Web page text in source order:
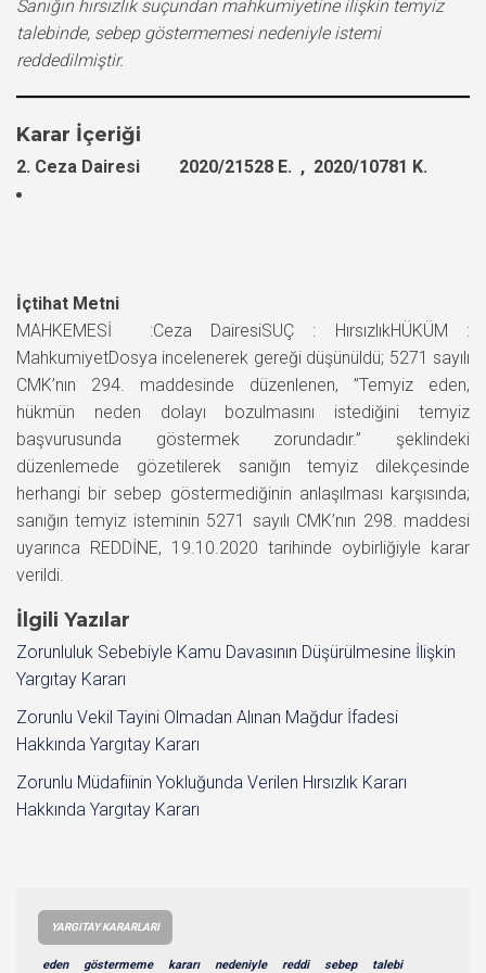
Sanığın hırsızlık suçundan mahkumiyetine ilişkin temyiz
talebinde, sebep göstermemesi nedeniyle istemi
reddedilmiştir.
Karar İçeriği
2. Ceza Dairesi 2020/21528 E. , 2020/10781 K.
İçtihat Metni
MAHKEMESİ :Ceza DairesiSUÇ : HırsızlıkHÜKÜM :
MahkumiyetDosya incelenerek gereği düşünüldü; 5271 sayılı
CMK’nın 294. maddesinde düzenlenen, ”Temyiz eden,
hükmün neden dolayı bozulmasını istediğini temyiz
başvurusunda göstermek zorundadır.” şeklindeki
düzenlemede gözetilerek sanığın temyiz dilekçesinde
herhangi bir sebep göstermediğinin anlaşılması karşısında;
sanığın temyiz isteminin 5271 sayılı CMK’nın 298. maddesi
uyarınca REDDİNE, 19.10.2020 tarihinde oybirliğiyle karar
verildi.
İlgili Yazılar
Zorunluluk Sebebiyle Kamu Davasının Düşürülmesine İlişkin
Yargıtay Kararı
Zorunlu Vekil Tayini Olmadan Alınan Mağdur İfadesi
Hakkında Yargıtay Kararı
Zorunlu Müdafiinin Yokluğunda Verilen Hırsızlık Kararı
Hakkında Yargıtay Kararı
YARGITAY KARARLARI
eden göstermeme kararı nedeniyle reddi sebep talebi